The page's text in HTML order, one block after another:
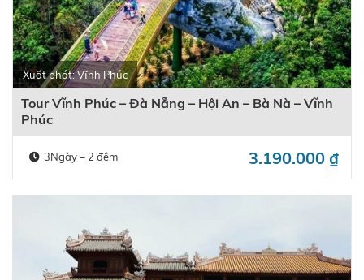
Xuất phát: Vĩnh Phúc
Tour Vĩnh Phúc – Đà Nẵng – Hội An – Bà Nà – Vĩnh
Phúc
3.190.000 ₫
3Ngày – 2 đêm